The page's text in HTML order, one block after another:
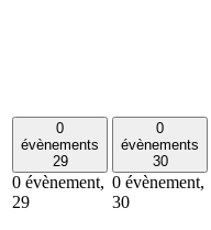
0
évènements
29
0 évènement,
29
0
évènements
30
0 évènement,
30